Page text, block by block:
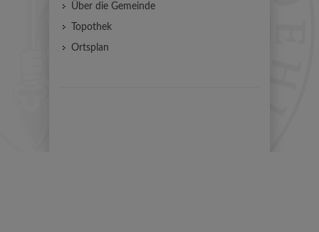
Über die Gemeinde
Topothek
Ortsplan